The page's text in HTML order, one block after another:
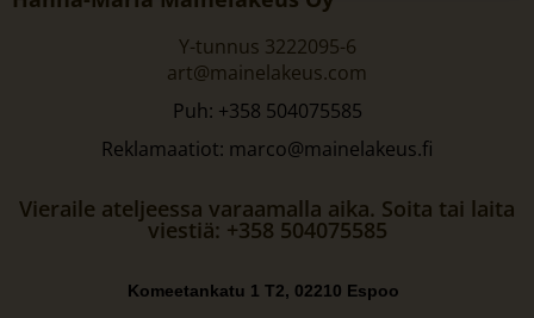
Y-tunnus 3222095-6
art@mainelakeus.com
Puh: +358 504075585
Reklamaatiot: marco@mainelakeus.fi
Vieraile ateljeessa varaamalla aika. Soita tai laita
viestiä: +358 504075585
Komeetankatu 1 T2, 02210 Espoo